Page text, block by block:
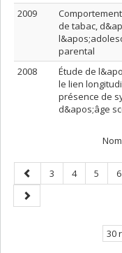
2009
de tabac,
parental
2008
Étude de
le lien
présence de
d&apos;âge
Page
précédente
Page
3 Page
4 Page
5 6
Page
suivante
30